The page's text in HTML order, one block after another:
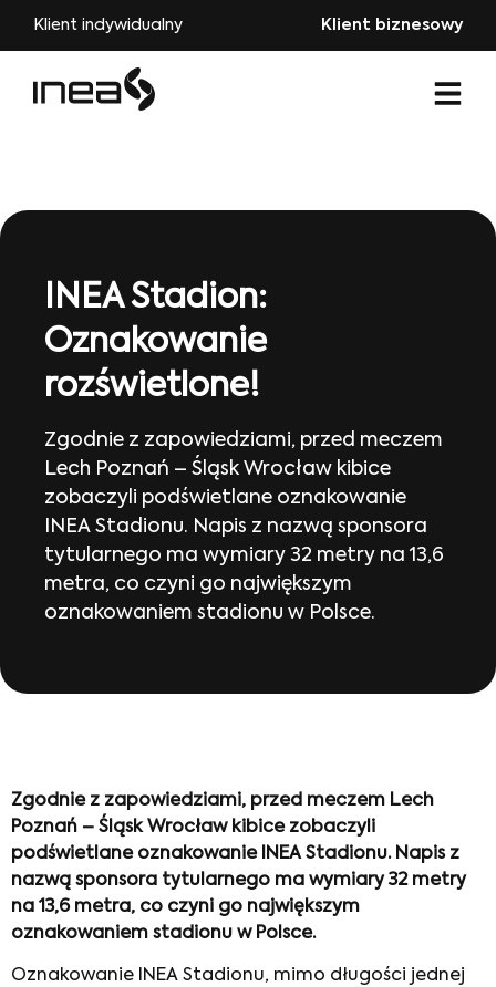
Klient indywidualny Klient biznesowy
INEA Stadion:
Oznakowanie
rozświetlone!
Zgodnie z zapowiedziami, przed meczem
Lech Poznań – Śląsk Wrocław kibice
zobaczyli podświetlane oznakowanie
INEA Stadionu. Napis z nazwą sponsora
tytularnego ma wymiary 32 metry na 13,6
metra, co czyni go największym
oznakowaniem stadionu w Polsce.
Zgodnie z zapowiedziami, przed meczem Lech
Poznań – Śląsk Wrocław kibice zobaczyli
podświetlane oznakowanie INEA Stadionu. Napis z
nazwą sponsora tytularnego ma wymiary 32 metry
na 13,6 metra, co czyni go największym
oznakowaniem stadionu w Polsce.
Oznakowanie INEA Stadionu, mimo długości jednej